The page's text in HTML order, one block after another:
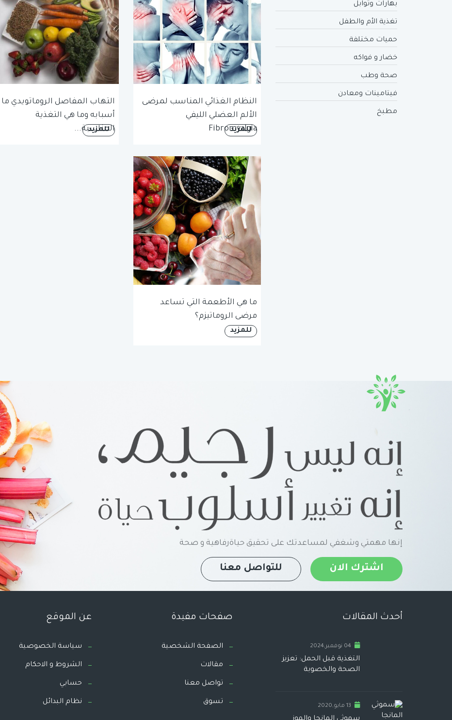
بهارات وتوابل
تغذية الأم والطفل
حميات مختلفة
خضار و فواكه
صحة وطب
فيتامينات ومعادن
مطبخ
النظام الغذائي المناسب لمرضى
الألم العضلي الليفي
Fibromyalgia
للمزيد
التهاب المفاصل الروماتويدي ما
أسبابه وما هي التغذية
المناسبة...
للمزيد
ما هي الأطعمة التي تساعد
مرضى الروماتيزم؟
للمزيد
إنها مهمتي وشغفي لمساعدتك على تحقيق حياةرفاهية و صحة
اشترك الان للتواصل معنا
أحدث المقالات
04 نوفمبر,2024
التغذية قبل الحمل: تعزيز
الصحة والخصوبة
13 مايو,2020
صفحات مفيدة
الصفحة الشخصية
مقالات
تواصل معنا
تسوق
عن الموقع
سياسة الخصوصية
الشروط و الاحكام
حسابي
نظام البدائل